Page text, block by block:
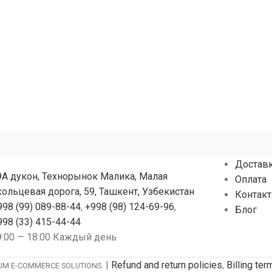
дукон, Технорынок Малика, Малая
дорога, 59, Ташкент, Узбекистан
(99) 089-88-44,+998 (98) 124-69-96,
(33) 415-44-44
— 18:00 Каждый день
Оплата
Блог
E-COMMERCE SOLUTIONS.| Refund and return policies, Billing